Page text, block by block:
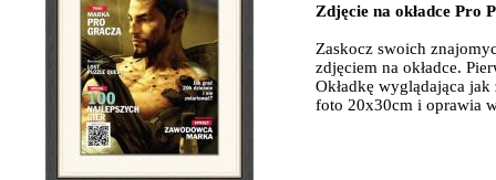
Zdjęcie na okładce Pro
Zaskocz swoich
zdjęciem na okładce.
Okładkę wyglądająca
foto 20x30cm i oprawia